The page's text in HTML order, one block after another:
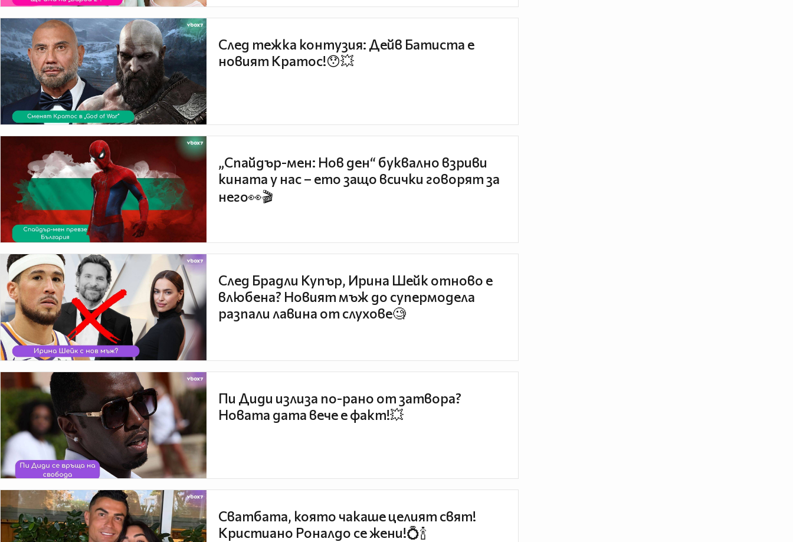
След тежка контузия: Дейв Батиста е
новият Кратос!😯💥
„Спайдър-мен: Нов ден“ буквално взриви
кината у нас – ето защо всички говорят за
него👀🎬
След Брадли Купър, Ирина Шейк отново е
влюбена? Новият мъж до супермодела
разпали лавина от слухове🧐
Пи Диди излиза по-рано от затвора?
Новата дата вече е факт!💥
Сватбата, която чакаше целият свят!
Кристиано Роналдо се жени!💍🍾